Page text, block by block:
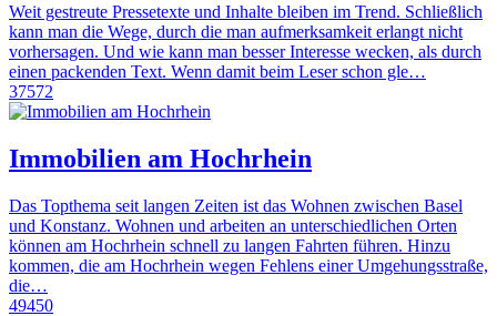
Weit gestreute Pressetexte und Inhalte bleiben im Trend. Schließlich
kann man die Wege, durch die man aufmerksamkeit erlangt nicht
vorhersagen. Und wie kann man besser Interesse wecken, als durch
einen packenden Text. Wenn damit beim Leser schon gle…
37572
Immobilien am Hochrhein
Das Topthema seit langen Zeiten ist das Wohnen zwischen Basel
und Konstanz. Wohnen und arbeiten an unterschiedlichen Orten
können am Hochrhein schnell zu langen Fahrten führen. Hinzu
kommen, die am Hochrhein wegen Fehlens einer Umgehungsstraße,
die…
49450